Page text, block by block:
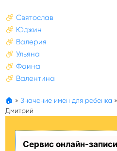
Святослав
Юджин
Валерия
Ульяна
Фаина
Валентина
🏠 » Значение имен для ребенка »
Дмитрий
Сервис онлайн-